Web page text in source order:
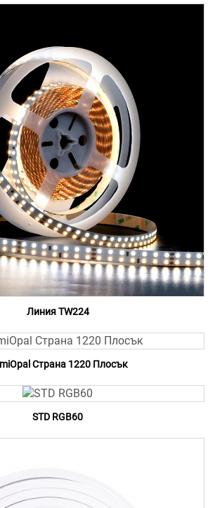
Линия TW224
Страна 1220 Плосък
STD RGB60